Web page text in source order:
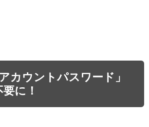
カウントパスワード」
に！